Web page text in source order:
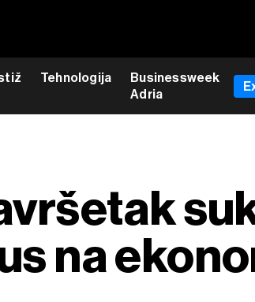
Tehnologija
Businessweek
Adria
na